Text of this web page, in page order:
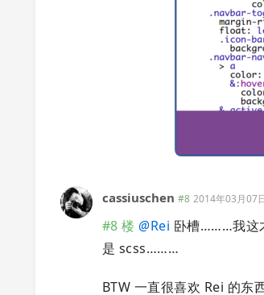
cassiuschen #8 2014年03月07
#8 楼 @Rei 卧槽………我这
是 scss………
BTW 一直很喜欢 Rei 的东